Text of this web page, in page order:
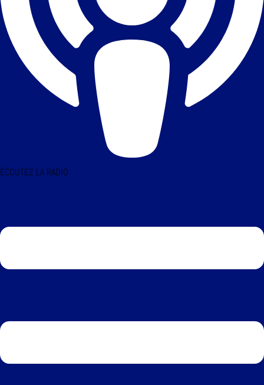
ÉCOUTEZ LA RADIO